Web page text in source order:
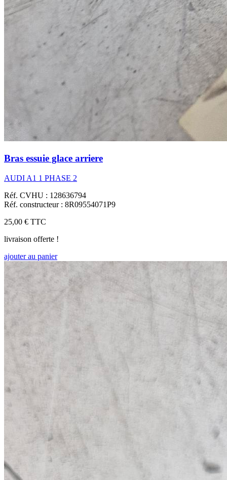
Bras essuie glace arriere
AUDI A1 1 PHASE 2
Réf. CVHU : 128636794
Réf. constructeur : 8R09554071P9
25,00 € TTC
livraison offerte !
ajouter au panier